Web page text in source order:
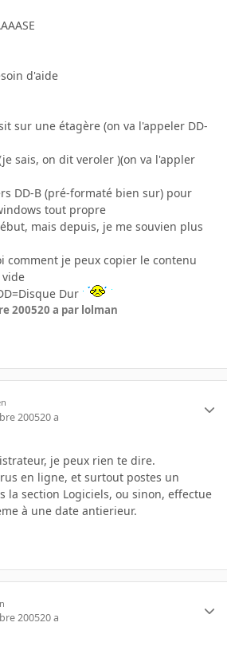
d'aide
sur une étagère (on va l'appeler DD-
sais, on dit veroler )(on va l'appler
DD-B (pré-formaté bien sur) pour
tout propre
mais depuis, je me souvien plus
comment je peux copier le contenu
Dur
200520 a par lolman
200520 a
je peux rien te dire.
en ligne, et surtout postes un
la section Logiciels, ou sinon, effectue
à une date antierieur.
200520 a